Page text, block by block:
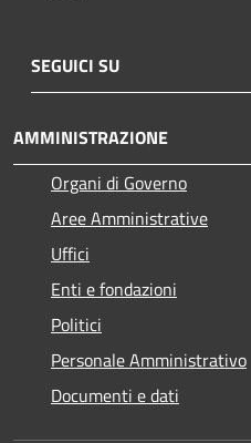
SEGUICI SU
AMMINISTRAZIONE
Organi di Governo
Aree Amministrative
Uffici
Enti e fondazioni
Politici
Personale Amministrativo
Documenti e dati